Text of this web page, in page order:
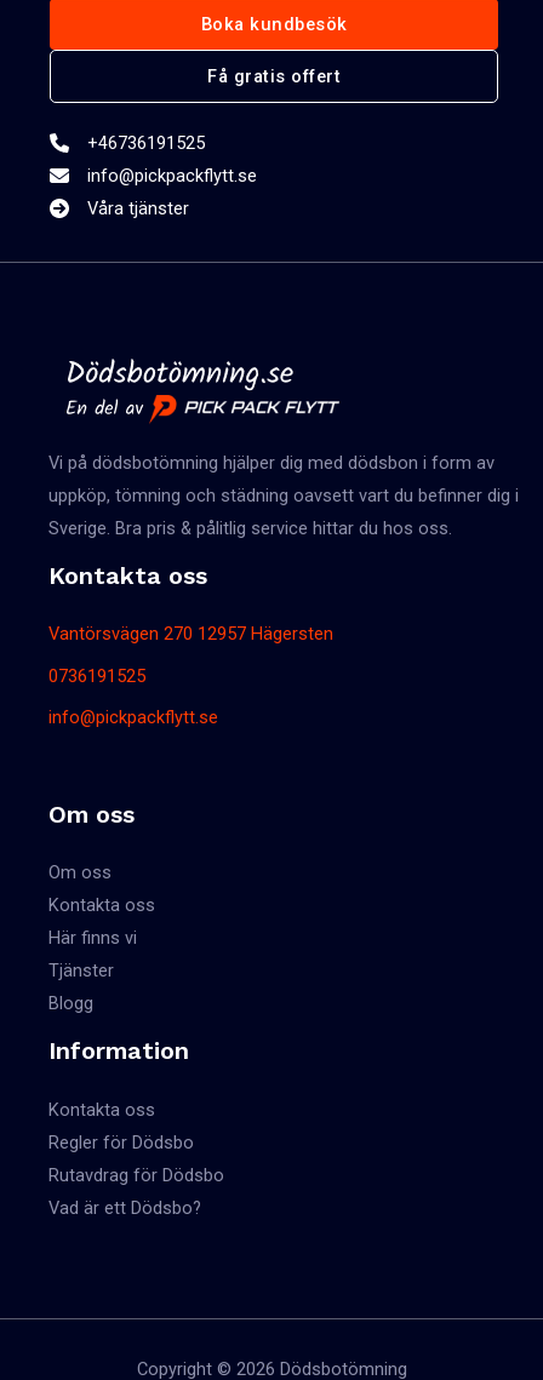
Boka kundbesök
Få gratis offert
+46736191525
info@pickpackflytt.se
Våra tjänster
Vi på dödsbotömning hjälper dig med dödsbon i form av
uppköp, tömning och städning oavsett vart du befinner dig i
Sverige. Bra pris & pålitlig service hittar du hos oss.
Kontakta oss
Vantörsvägen 270 12957 Hägersten
0736191525
info@pickpackflytt.se
Om oss
Om oss
Kontakta oss
Här finns vi
Tjänster
Blogg
Information
Kontakta oss
Regler för Dödsbo
Rutavdrag för Dödsbo
Vad är ett Dödsbo?
Copyright © 2026 Dödsbotömning